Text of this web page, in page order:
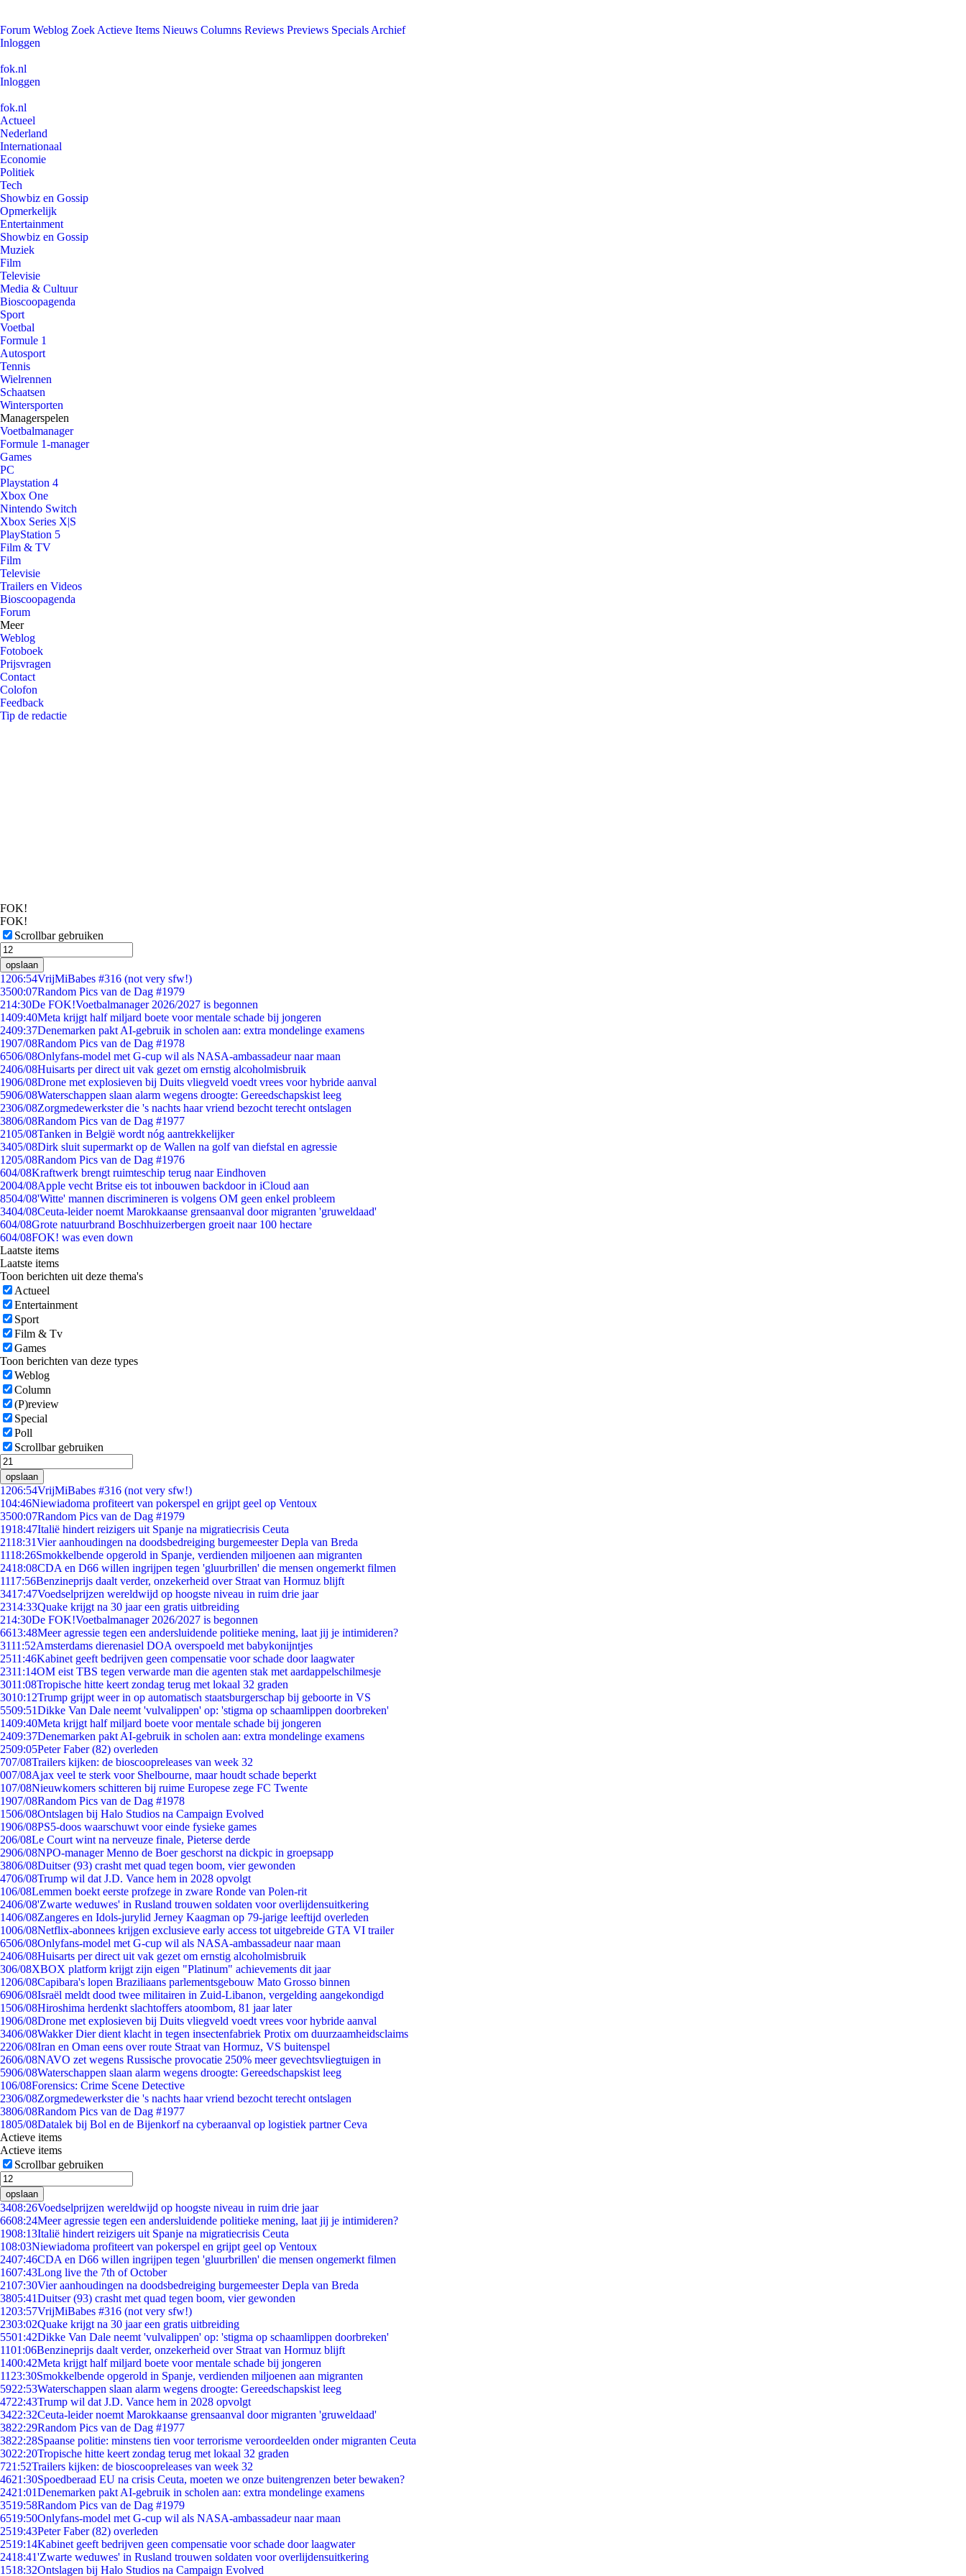
Forum Weblog Zoek Actieve Items Nieuws Columns Reviews Previews Specials Archief
Inloggen
fok.nl
Inloggen
fok.nl
Actueel
Nederland
Internationaal
Economie
Politiek
Tech
Showbiz en Gossip
Opmerkelijk
Entertainment
Showbiz en Gossip
Muziek
Film
Televisie
Media & Cultuur
Bioscoopagenda
Sport
Voetbal
Formule 1
Autosport
Tennis
Wielrennen
Schaatsen
Wintersporten
Managerspelen
Voetbalmanager
Formule 1-manager
Games
PC
Playstation 4
Xbox One
Nintendo Switch
Xbox Series X|S
PlayStation 5
Film & TV
Film
Televisie
Trailers en Videos
Bioscoopagenda
Forum
Meer
Weblog
Fotoboek
Prijsvragen
Contact
Colofon
Feedback
Tip de redactie
FOK!
FOK!
Scrollbar gebruiken
opslaan
1206:54VrijMiBabes #316 (not very sfw!)
3500:07Random Pics van de Dag #1979
214:30De FOK!Voetbalmanager 2026/2027 is begonnen
1409:40Meta krijgt half miljard boete voor mentale schade bij jongeren
2409:37Denemarken pakt AI-gebruik in scholen aan: extra mondelinge examens
1907/08Random Pics van de Dag #1978
6506/08Onlyfans-model met G-cup wil als NASA-ambassadeur naar maan
2406/08Huisarts per direct uit vak gezet om ernstig alcoholmisbruik
1906/08Drone met explosieven bij Duits vliegveld voedt vrees voor hybride aanval
5906/08Waterschappen slaan alarm wegens droogte: Gereedschapskist leeg
2306/08Zorgmedewerkster die 's nachts haar vriend bezocht terecht ontslagen
3806/08Random Pics van de Dag #1977
2105/08Tanken in België wordt nóg aantrekkelijker
3405/08Dirk sluit supermarkt op de Wallen na golf van diefstal en agressie
1205/08Random Pics van de Dag #1976
604/08Kraftwerk brengt ruimteschip terug naar Eindhoven
2004/08Apple vecht Britse eis tot inbouwen backdoor in iCloud aan
8504/08'Witte' mannen discrimineren is volgens OM geen enkel probleem
3404/08Ceuta-leider noemt Marokkaanse grensaanval door migranten 'gruweldaad'
604/08Grote natuurbrand Boschhuizerbergen groeit naar 100 hectare
604/08FOK! was even down
Laatste items
Laatste items
Toon berichten uit deze thema's
Actueel
Entertainment
Sport
Film & Tv
Games
Toon berichten van deze types
Weblog
Column
(P)review
Special
Poll
Scrollbar gebruiken
opslaan
1206:54VrijMiBabes #316 (not very sfw!)
104:46Niewiadoma profiteert van pokerspel en grijpt geel op Ventoux
3500:07Random Pics van de Dag #1979
1918:47Italië hindert reizigers uit Spanje na migratiecrisis Ceuta
2118:31Vier aanhoudingen na doodsbedreiging burgemeester Depla van Breda
1118:26Smokkelbende opgerold in Spanje, verdienden miljoenen aan migranten
2418:08CDA en D66 willen ingrijpen tegen 'gluurbrillen' die mensen ongemerkt filmen
1117:56Benzineprijs daalt verder, onzekerheid over Straat van Hormuz blijft
3417:47Voedselprijzen wereldwijd op hoogste niveau in ruim drie jaar
2314:33Quake krijgt na 30 jaar een gratis uitbreiding
214:30De FOK!Voetbalmanager 2026/2027 is begonnen
6613:48Meer agressie tegen een andersluidende politieke mening, laat jij je intimideren?
3111:52Amsterdams dierenasiel DOA overspoeld met babykonijntjes
2511:46Kabinet geeft bedrijven geen compensatie voor schade door laagwater
2311:14OM eist TBS tegen verwarde man die agenten stak met aardappelschilmesje
3011:08Tropische hitte keert zondag terug met lokaal 32 graden
3010:12Trump grijpt weer in op automatisch staatsburgerschap bij geboorte in VS
5509:51Dikke Van Dale neemt 'vulvalippen' op: 'stigma op schaamlippen doorbreken'
1409:40Meta krijgt half miljard boete voor mentale schade bij jongeren
2409:37Denemarken pakt AI-gebruik in scholen aan: extra mondelinge examens
2509:05Peter Faber (82) overleden
707/08Trailers kijken: de bioscoopreleases van week 32
007/08Ajax veel te sterk voor Shelbourne, maar houdt schade beperkt
107/08Nieuwkomers schitteren bij ruime Europese zege FC Twente
1907/08Random Pics van de Dag #1978
1506/08Ontslagen bij Halo Studios na Campaign Evolved
1906/08PS5-doos waarschuwt voor einde fysieke games
206/08Le Court wint na nerveuze finale, Pieterse derde
2906/08NPO-manager Menno de Boer geschorst na dickpic in groepsapp
3806/08Duitser (93) crasht met quad tegen boom, vier gewonden
4706/08Trump wil dat J.D. Vance hem in 2028 opvolgt
106/08Lemmen boekt eerste profzege in zware Ronde van Polen-rit
2406/08'Zwarte weduwes' in Rusland trouwen soldaten voor overlijdensuitkering
1406/08Zangeres en Idols-jurylid Jerney Kaagman op 79-jarige leeftijd overleden
1006/08Netflix-abonnees krijgen exclusieve early access tot uitgebreide GTA VI trailer
6506/08Onlyfans-model met G-cup wil als NASA-ambassadeur naar maan
2406/08Huisarts per direct uit vak gezet om ernstig alcoholmisbruik
306/08XBOX platform krijgt zijn eigen "Platinum" achievements dit jaar
1206/08Capibara's lopen Braziliaans parlementsgebouw Mato Grosso binnen
6906/08Israël meldt dood twee militairen in Zuid-Libanon, vergelding aangekondigd
1506/08Hiroshima herdenkt slachtoffers atoombom, 81 jaar later
1906/08Drone met explosieven bij Duits vliegveld voedt vrees voor hybride aanval
3406/08Wakker Dier dient klacht in tegen insectenfabriek Protix om duurzaamheidsclaims
2206/08Iran en Oman eens over route Straat van Hormuz, VS buitenspel
2606/08NAVO zet wegens Russische provocatie 250% meer gevechtsvliegtuigen in
5906/08Waterschappen slaan alarm wegens droogte: Gereedschapskist leeg
106/08Forensics: Crime Scene Detective
2306/08Zorgmedewerkster die 's nachts haar vriend bezocht terecht ontslagen
3806/08Random Pics van de Dag #1977
1805/08Datalek bij Bol en de Bijenkorf na cyberaanval op logistiek partner Ceva
Actieve items
Actieve items
Scrollbar gebruiken
opslaan
3408:26Voedselprijzen wereldwijd op hoogste niveau in ruim drie jaar
6608:24Meer agressie tegen een andersluidende politieke mening, laat jij je intimideren?
1908:13Italië hindert reizigers uit Spanje na migratiecrisis Ceuta
108:03Niewiadoma profiteert van pokerspel en grijpt geel op Ventoux
2407:46CDA en D66 willen ingrijpen tegen 'gluurbrillen' die mensen ongemerkt filmen
1607:43Long live the 7th of October
2107:30Vier aanhoudingen na doodsbedreiging burgemeester Depla van Breda
3805:41Duitser (93) crasht met quad tegen boom, vier gewonden
1203:57VrijMiBabes #316 (not very sfw!)
2303:02Quake krijgt na 30 jaar een gratis uitbreiding
5501:42Dikke Van Dale neemt 'vulvalippen' op: 'stigma op schaamlippen doorbreken'
1101:06Benzineprijs daalt verder, onzekerheid over Straat van Hormuz blijft
1400:42Meta krijgt half miljard boete voor mentale schade bij jongeren
11 23:30Smokkelbende opgerold in Spanje, verdienden miljoenen aan migranten
5922:53Waterschappen slaan alarm wegens droogte: Gereedschapskist leeg
4722:43Trump wil dat J.D. Vance hem in 2028 opvolgt
3422:32Ceuta-leider noemt Marokkaanse grensaanval door migranten 'gruweldaad'
3822:29Random Pics van de Dag #1977
3822:28Spaanse politie: minstens tien voor terrorisme veroordeelden onder migranten Ceuta
3022:20Tropische hitte keert zondag terug met lokaal 32 graden
721:52Trailers kijken: de bioscoopreleases van week 32
4621:30Spoedberaad EU na crisis Ceuta, moeten we onze buitengrenzen beter bewaken?
2421:01Denemarken pakt AI-gebruik in scholen aan: extra mondelinge examens
3519:58Random Pics van de Dag #1979
6519:50Onlyfans-model met G-cup wil als NASA-ambassadeur naar maan
2519:43Peter Faber (82) overleden
2519:14Kabinet geeft bedrijven geen compensatie voor schade door laagwater
2418:41'Zwarte weduwes' in Rusland trouwen soldaten voor overlijdensuitkering
1518:32Ontslagen bij Halo Studios na Campaign Evolved